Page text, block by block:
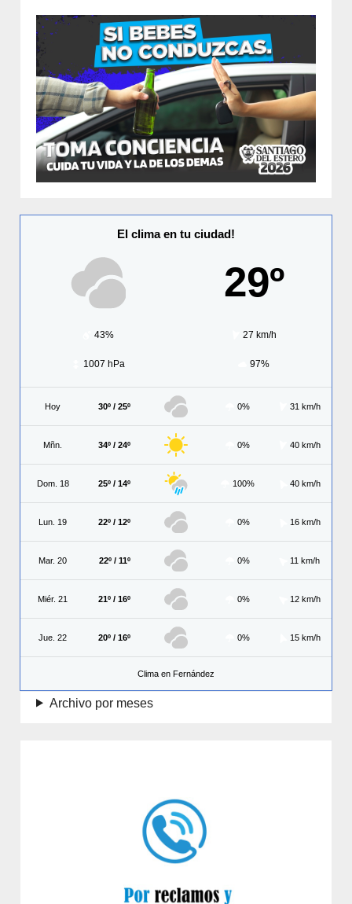
El clima en tu ciudad!
29º
43% 27 km/h
1007 hPa 97%
Hoy 30º / 25º 0% 31 km/h
Mñn. 34º / 24º 0% 40 km/h
Dom. 18 25º / 14º 100% 40 km/h
Lun. 19 22º / 12º 0% 16 km/h
Mar. 20 22º / 11º 0% 11 km/h
Miér. 21 21º / 16º 0% 12 km/h
Jue. 22 20º / 16º 0% 15 km/h
Clima en Fernández
Archivo por meses